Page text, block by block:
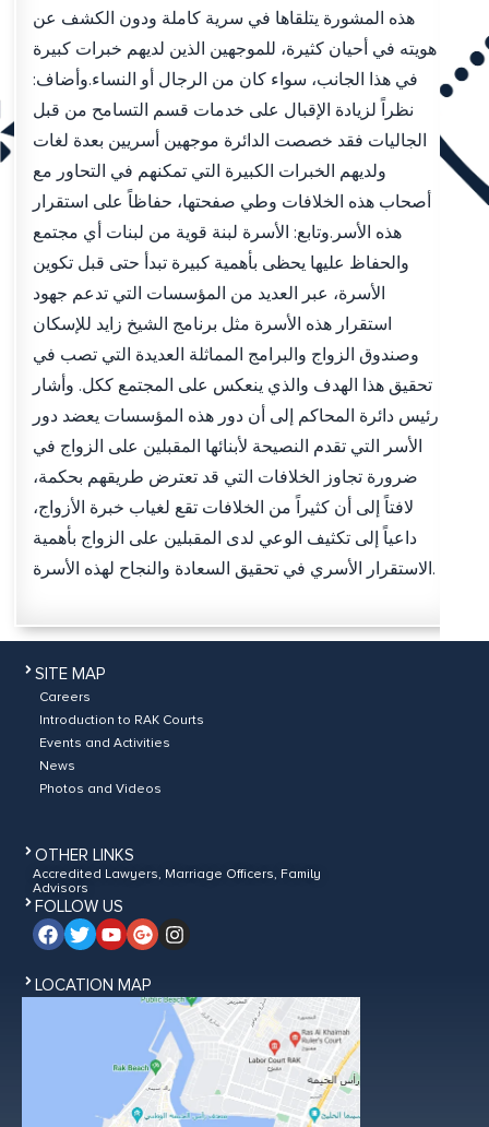
هذه المشورة يتلقاها في سرية كاملة ودون الكشف عن
هويته في أحيان كثيرة، للموجهين الذين لديهم خبرات كبيرة
في هذا الجانب، سواء كان من الرجال أو النساء.وأضاف:
نظراً لزيادة الإقبال على خدمات قسم التسامح من قبل
الجاليات فقد خصصت الدائرة موجهين أسريين بعدة لغات
ولديهم الخبرات الكبيرة التي تمكنهم في التحاور مع
أصحاب هذه الخلافات وطي صفحتها، حفاظاً على استقرار
هذه الأسر.وتابع: الأسرة لبنة قوية من لبنات أي مجتمع
والحفاظ عليها يحظى بأهمية كبيرة تبدأ حتى قبل تكوين
الأسرة، عبر العديد من المؤسسات التي تدعم جهود
استقرار هذه الأسرة مثل برنامج الشيخ زايد للإسكان
وصندوق الزواج والبرامج المماثلة العديدة التي تصب في
تحقيق هذا الهدف والذي ينعكس على المجتمع ككل. وأشار
رئيس دائرة المحاكم إلى أن دور هذه المؤسسات يعضد دور
الأسر التي تقدم النصيحة لأبنائها المقبلين على الزواج في
ضرورة تجاوز الخلافات التي قد تعترض طريقهم بحكمة،
لافتاً إلى أن كثيراً من الخلافات تقع لغياب خبرة الأزواج،
داعياً إلى تكثيف الوعي لدى المقبلين على الزواج بأهمية
الاستقرار الأسري في تحقيق السعادة والنجاح لهذه الأسرة.
SITE MAP
Careers
Introduction to RAK Courts
Events and Activities
News
Photos and Videos
OTHER LINKS
Accredited Lawyers, Marriage Officers, Family
Advisors
FOLLOW US
LOCATION MAP